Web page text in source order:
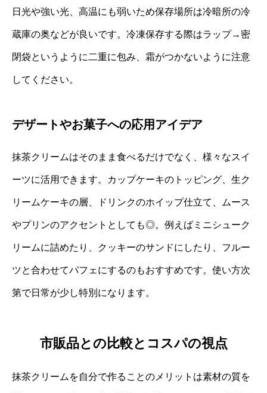
日光や強い光、高温にも弱いため保存場所は冷暗所の冷
蔵庫の奥などが良いです。冷凍保存する際はラップ→密
閉袋というように二重に包み、霜がつかないように注意
してください。
デザートやお菓子への応用アイデア
抹茶クリームはそのまま食べるだけでなく、様々なスイ
ーツに活用できます。カップケーキのトッピング、生ク
リームケーキの層、ドリンクのホイップ仕立て、ムース
やプリンのアクセントとしても◎。例えばミニシューク
リームに詰めたり、クッキーのサンドにしたり、フルー
ツと合わせてパフェにするのもおすすめです。使い方次
第で日常が少し特別になります。
市販品との比較とコスパの視点
抹茶クリームを自分で作ることのメリットは素材の質を